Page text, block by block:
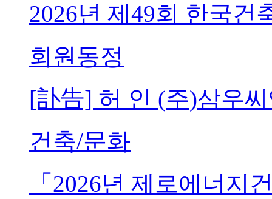
2026년 제49회 한국건
회원동정
[訃告] 허 인 (주)삼우
건축/문화
「2026년 제로에너지